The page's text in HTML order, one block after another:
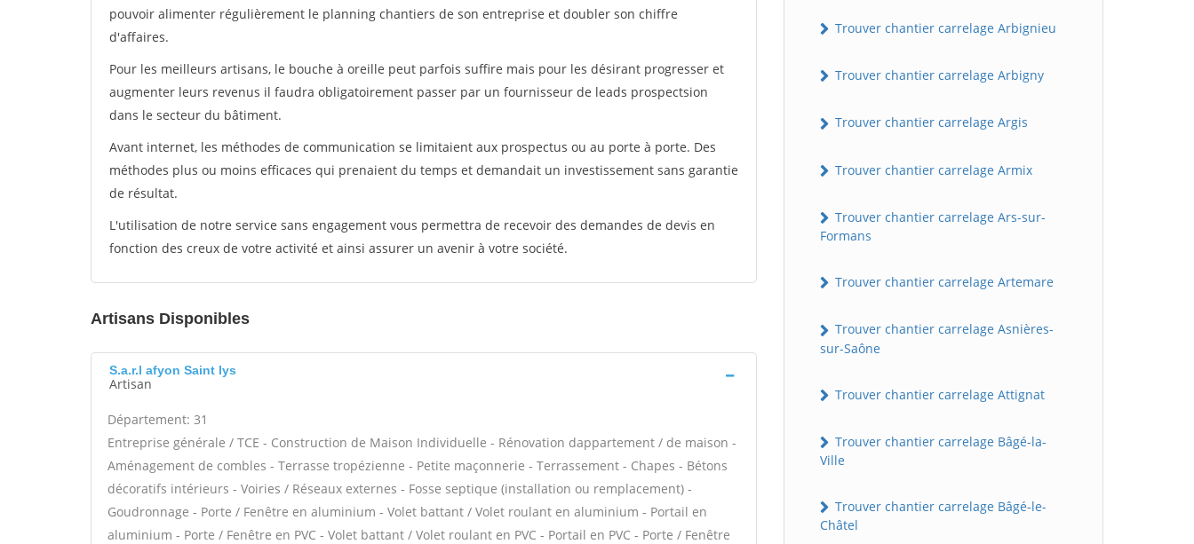
pouvoir alimenter régulièrement le planning chantiers de son entreprise et doubler son chiffre
d'affaires.
Pour les meilleurs artisans, le bouche à oreille peut parfois suffire mais pour les désirant progresser et
augmenter leurs revenus il faudra obligatoirement passer par un fournisseur de leads prospectsion
dans le secteur du bâtiment.
Avant internet, les méthodes de communication se limitaient aux prospectus ou au porte à porte. Des
méthodes plus ou moins efficaces qui prenaient du temps et demandait un investissement sans garantie
de résultat.
L'utilisation de notre service sans engagement vous permettra de recevoir des demandes de devis en
fonction des creux de votre activité et ainsi assurer un avenir à votre société.
Artisans Disponibles
S.a.r.l afyon Saint lys
Artisan
Département: 31
Entreprise générale / TCE - Construction de Maison Individuelle - Rénovation dappartement / de maison -
Aménagement de combles - Terrasse tropézienne - Petite maçonnerie - Terrassement - Chapes - Bétons
décoratifs intérieurs - Voiries / Réseaux externes - Fosse septique (installation ou remplacement) -
Goudronnage - Porte / Fenêtre en aluminium - Volet battant / Volet roulant en aluminium - Portail en
aluminium - Porte / Fenêtre en PVC - Volet battant / Volet roulant en PVC - Portail en PVC - Porte / Fenêtre
Trouver chantier carrelage Arbignieu
Trouver chantier carrelage Arbigny
Trouver chantier carrelage Argis
Trouver chantier carrelage Armix
Trouver chantier carrelage Ars-sur-
Formans
Trouver chantier carrelage Artemare
Trouver chantier carrelage Asnières-
sur-Saône
Trouver chantier carrelage Attignat
Trouver chantier carrelage Bâgé-la-
Ville
Trouver chantier carrelage Bâgé-le-
Châtel